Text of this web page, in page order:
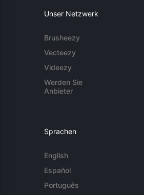
Unser Netzwerk
Brusheezy
Vecteezy
Videezy
Werden Sie
Anbieter
Sprachen
English
Español
Português